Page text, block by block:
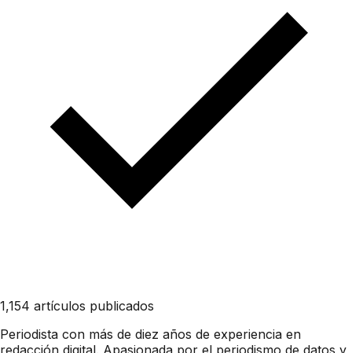
1,154 artículos publicados
Periodista con más de diez años de experiencia en
redacción digital. Apasionada por el periodismo de datos y